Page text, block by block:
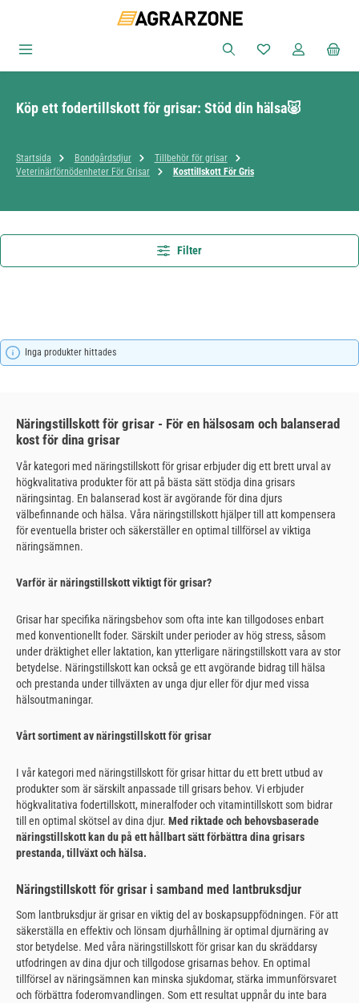
Du har 0 objekt i
Köp ett fodertillskott för grisar: Stöd din hälsa🐷
Startsida Bondgårdsdjur
Tillbehör för grisar
Veterinärförnödenheter För Grisar
Kosttillskott För Gris
Filter
Inga produkter hittades
Näringstillskott för grisar - För en hälsosam och balanserad
kost för dina grisar
Vår kategori med näringstillskott för grisar erbjuder dig ett brett urval av
högkvalitativa produkter för att på bästa sätt stödja dina grisars
näringsintag. En balanserad kost är avgörande för dina djurs
välbefinnande och hälsa. Våra näringstillskott hjälper till att kompensera
för eventuella brister och säkerställer en optimal tillförsel av viktiga
näringsämnen.
Varför är näringstillskott viktigt för grisar?
Grisar har specifika näringsbehov som ofta inte kan tillgodoses enbart
med konventionellt foder. Särskilt under perioder av hög stress, såsom
under dräktighet eller laktation, kan ytterligare näringstillskott vara av stor
betydelse. Näringstillskott kan också ge ett avgörande bidrag till hälsa
och prestanda under tillväxten av unga djur eller för djur med vissa
hälsoutmaningar.
Vårt sortiment av näringstillskott för grisar
I vår kategori med näringstillskott för grisar hittar du ett brett utbud av
produkter som är särskilt anpassade till grisars behov. Vi erbjuder
högkvalitativa fodertillskott, mineralfoder och vitamintillskott som bidrar
till en optimal skötsel av dina djur. Med riktade och behovsbaserade
näringstillskott kan du på ett hållbart sätt förbättra dina grisars
prestanda, tillväxt och hälsa.
Näringstillskott för grisar i samband med lantbruksdjur
Som lantbruksdjur är grisar en viktig del av boskapsuppfödningen. För att
säkerställa en effektiv och lönsam djurhållning är optimal djurnäring av
stor betydelse. Med våra näringstillskott för grisar kan du skräddarsy
utfodringen av dina djur och tillgodose grisarnas behov. En optimal
tillförsel av näringsämnen kan minska sjukdomar, stärka immunförsvaret
och förbättra foderomvandlingen. Som ett resultat uppnår du inte bara